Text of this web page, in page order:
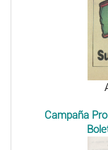
Campaña